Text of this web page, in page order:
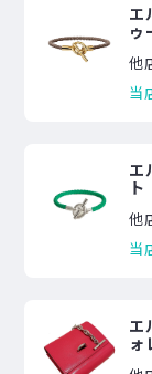
ゥ
他
当
ト
他
当
エ